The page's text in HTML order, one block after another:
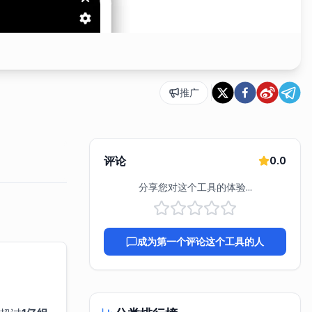
推广
评论 0.0
分享您对这个工具的体验...
成为第一个评论这个工具的人